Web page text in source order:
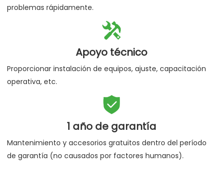
problemas rápidamente.

Apoyo técnico
Proporcionar instalación de equipos, ajuste, capacitación
operativa, etc.

1 año de garantía
Mantenimiento y accesorios gratuitos dentro del período
de garantía (no causados por factores humanos).